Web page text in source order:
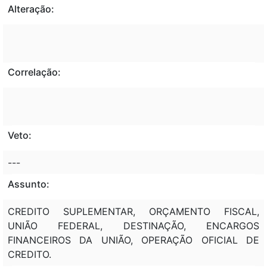
Alteração:
Correlação:
Veto:
---
Assunto:
CREDITO SUPLEMENTAR, ORÇAMENTO FISCAL,
UNIÃO FEDERAL, DESTINAÇÃO, ENCARGOS
FINANCEIROS DA UNIÃO, OPERAÇÃO OFICIAL DE
CREDITO.